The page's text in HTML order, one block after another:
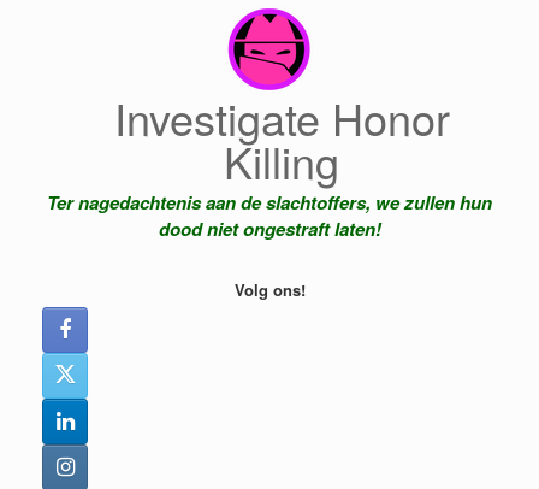
Investigate Honor
Killing
Ter nagedachtenis aan de slachtoffers, we zullen hun
dood niet ongestraft laten!
Volg ons!